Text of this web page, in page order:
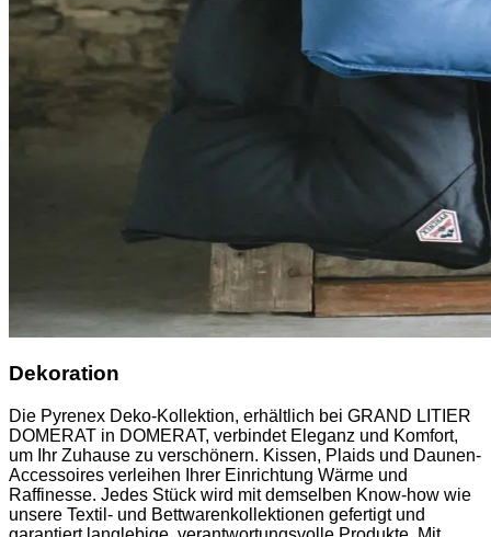
Dekoration
Die Pyrenex Deko-Kollektion, erhältlich bei GRAND LITIER
DOMERAT in DOMERAT, verbindet Eleganz und Komfort,
um Ihr Zuhause zu verschönern. Kissen, Plaids und Daunen-
Accessoires verleihen Ihrer Einrichtung Wärme und
Raffinesse. Jedes Stück wird mit demselben Know-how wie
unsere Textil- und Bettwarenkollektionen gefertigt und